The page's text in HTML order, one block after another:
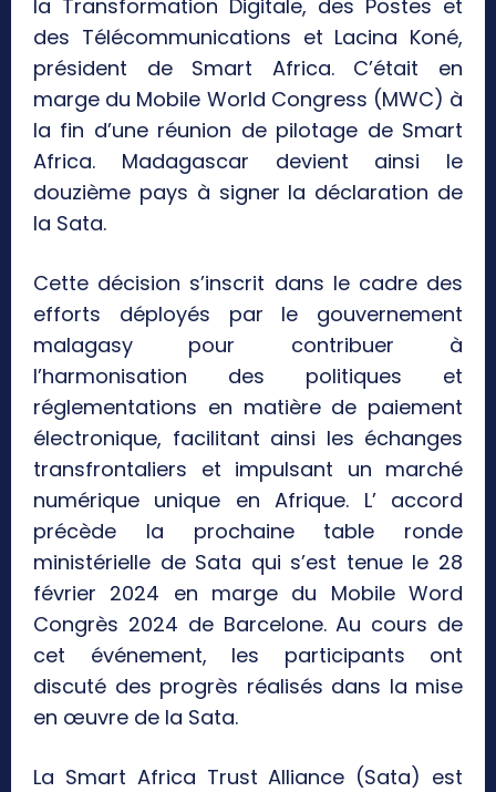
la Transformation Digitale, des Postes et
des Télécommunications et Lacina Koné,
président de Smart Africa. C’était en
marge du Mobile World Congress (MWC) à
la fin d’une réunion de pilotage de Smart
Africa. Madagascar devient ainsi le
douzième pays à signer la déclaration de
la Sata.
Cette décision s’inscrit dans le cadre des
efforts déployés par le gouvernement
malagasy pour contribuer à
l’harmonisation des politiques et
réglementations en matière de paiement
électronique, facilitant ainsi les échanges
transfrontaliers et impulsant un marché
numérique unique en Afrique. L’ accord
précède la prochaine table ronde
ministérielle de Sata qui s’est tenue le 28
février 2024 en marge du Mobile Word
Congrès 2024 de Barcelone. Au cours de
cet événement, les participants ont
discuté des progrès réalisés dans la mise
en œuvre de la Sata.
La Smart Africa Trust Alliance (Sata) est